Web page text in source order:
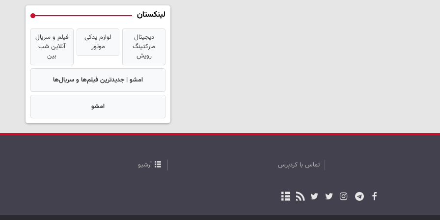
لینکستان
دیجیتال
مارکتینگ
رویش
لوازم یدکی
موتور
فیلم و سریال
آنلاین شب
بین
امشو | جدیدترین فیلم‌ها و سریال‌ها
امشو
تماس با کردپرس آرشیو